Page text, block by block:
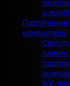
и
Портативные
компьютеры
панели
ЖК-